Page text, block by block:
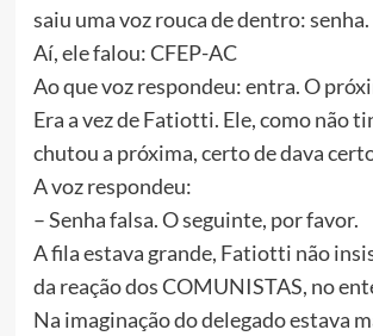
saiu uma voz rouca de dentro: senha.
Aí, ele falou: CFEP-AC
Ao que voz respondeu: entra. O
Era a vez de Fatiotti. Ele, como não
chutou a próxima, certo de dava
A voz respondeu:
– Senha falsa. O seguinte, por favor.
A fila estava grande, Fatiotti não
da reação dos COMUNISTAS, no
Na imaginação do delegado estava